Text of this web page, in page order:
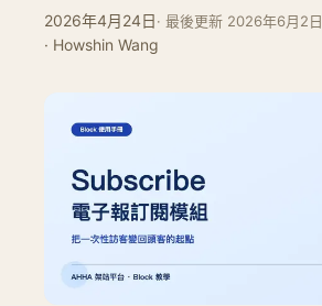
2026年4月24日· 最後更新 2026年6月2日
· Howshin Wang